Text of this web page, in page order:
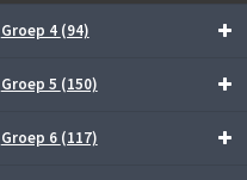
Groep 4 (94)
Groep 5 (150)
Groep 6 (117)